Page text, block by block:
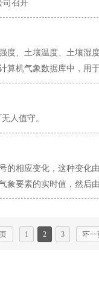
司召开
、土壤温度、土壤湿
机气象数据库中，用
人值守。
相应变化，这种变化
要素的实时值，然后
1 2 3 下一